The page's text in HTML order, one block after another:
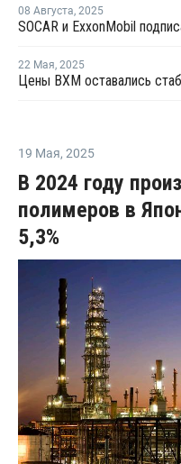
08 Августа, 2025
22 Мая, 2025
19 Мая, 2025
В 2024 году
полимеров в
5,3%